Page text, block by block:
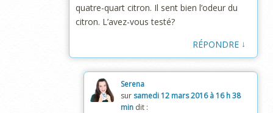
quatre-quart citron. Il sent bien l’odeur du
citron. L’avez-vous testé?
RÉPONDRE ↓
Serena
sur samedi 12 mars 2016 à 16 h 38
min dit :